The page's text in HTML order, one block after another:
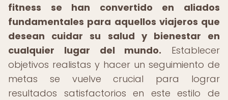
fitness se han convertido en aliados
fundamentales para aquellos viajeros que
desean cuidar su salud y bienestar en
cualquier lugar del mundo. Establecer
objetivos realistas y hacer un seguimiento de
metas se vuelve crucial para lograr
resultados satisfactorios en este estilo de